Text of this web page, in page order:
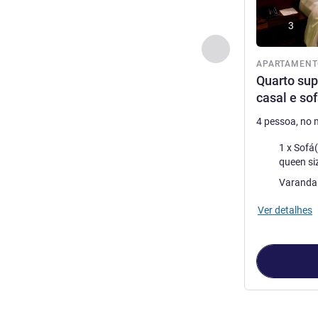
Anterior -
Quarto
casal e
3
4 pessoa, no
Roupa de
1 x Sofá(s)-
queen
Os extras do
Varanda
Ver detalhes